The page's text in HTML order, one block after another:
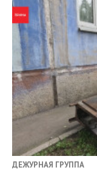
ДЕЖУРНАЯ ГРУППА